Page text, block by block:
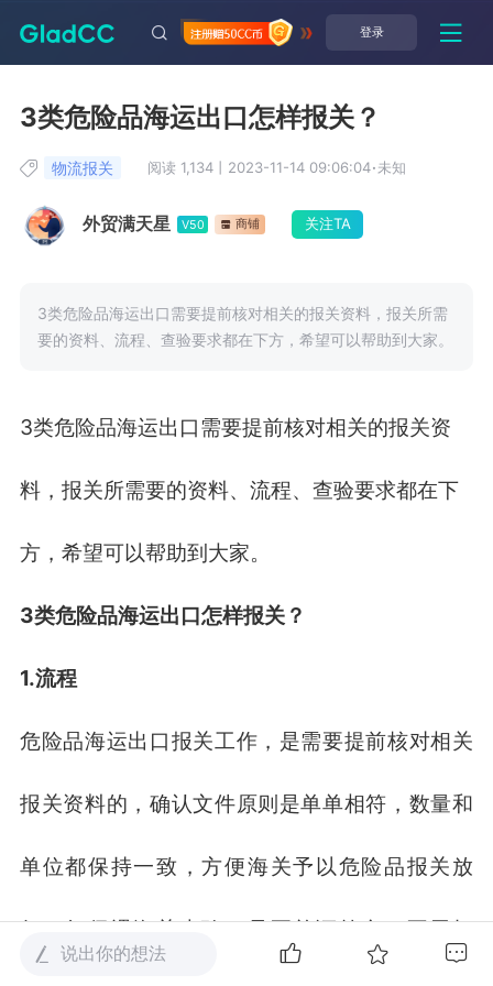
登录
3类危险品海运出口怎样报关？
外贸满天星 V50 商铺 关注TA
物流报关 阅读 1,134 2023-11-14 09:06:04·未知
3类危险品海运出口需要提前核对相关的报关资料，报关所需
要的资料、流程、查验要求都在下方，希望可以帮助到大家。
3类危险品海运出口需要提前核对相关的报关资
料，报关所需要的资料、流程、查验要求都在下
方，希望可以帮助到大家。
3类危险品海运出口怎样报关？
1.流程
危险品海运出口报关工作，是需要提前核对相关
报关资料的，确认文件原则是单单相符，数量和
单位都保持一致，方便海关予以危险品报关放
行，如偶遇海关查验，只要单证符合，不用担
说出你的想法